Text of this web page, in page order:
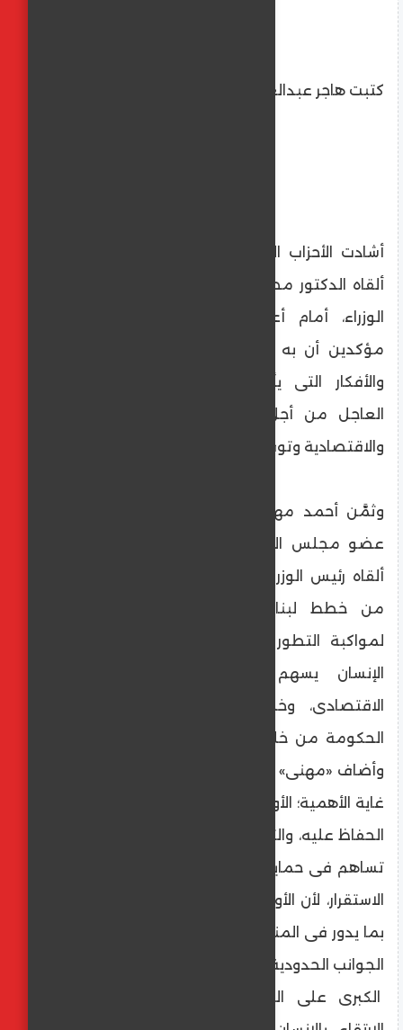
كتبت هاجر عبدالعليم
أشادت الأحزاب السياسية ببيان الحكومة الذى
ألقاه الدكتور مصطفى مدبولى، رئيس مجلس
الوزراء، أمام أعضاء مجلس النواب، اليوم،
مؤكدين أن به الكثير من الآمال والطموحات
والأفكار التى يأملون تحقيقها فى القريب
العاجل من أجل تحسين الأوضاع المعيشية
والاقتصادية وتوفير حياة كريمة لجميع
وثمَّن أحمد مهنى، نائب رئيس حزب «الحرية»،
عضو مجلس النواب، ما تضمَّنه البيان الذى
ألقاه رئيس الوزراء أمام أعضاء مجلس النواب
من خطط لبناء الإنسان المصرى وتطويره
لمواكبة التطور العالمى، مشيراً إلى أن بناء
الإنسان يسهم فى تطوير محور البناء
الاقتصادى، وخلق مناخ تنافسى تستطيع
الحكومة من خلاله جذب الاستثمارات الأجنبية.
وأضاف «مهنى» أن الخطاب شمل محورين فى
غاية الأهمية؛ الأول محور الأمن القومى وضرورة
الحفاظ عليه، والثانى سياسة مصر الخارجية التى
تساهم فى حماية الأمن القومى والحفاظ على
الاستقرار، لأن الأوضاع الحالية تتأثر بشكل مباشر
بما يدور فى المنطقة والصراع القائم على كافة
الجوانب الحدودية المحيطة بالدولة.
الكبرى على المستوى القومى من شأنها